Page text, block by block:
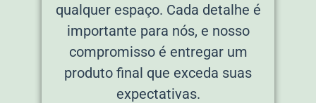
qualquer espaço. Cada detalhe é
importante para nós, e nosso
compromisso é entregar um
produto final que exceda suas
expectativas.